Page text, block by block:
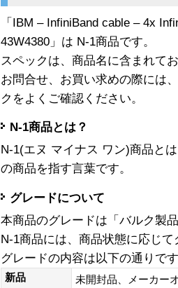
「IBM – InfiniBand cable – 4x
43W4380」は N-1商品です。
スペックは、商品名に含まれて
お問合せ、お買い求めの際には
クをよくご確認ください。
N-1商品とは？
N-1(エヌ マイナス ワン)商品と
の商品を指す言葉です。
グレードについて
本商品のグレードは「バルク製
N-1商品には、商品状態に応じ
グレードの内容は以下の通りで
新品
未開封品、メーカー